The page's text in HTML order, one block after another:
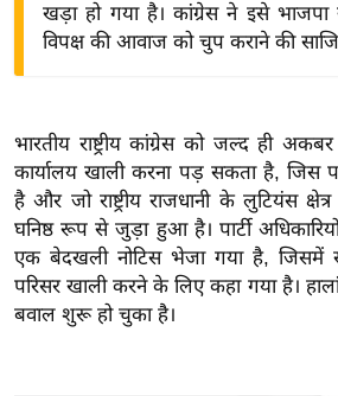
द्यो
त
वि
शे
ष
ज्ञ
रा
खड़ा हो गया है। कांग्रेस ने इसे
विपक्ष की आवाज को चुप कराने की
भारतीय राष्ट्रीय कांग्रेस को जल्द ही
कार्यालय खाली करना पड़ सकता है, जिस
है और जो राष्ट्रीय राजधानी के लुटियंस
घनिष्ठ रूप से जुड़ा हुआ है। पार्टी
एक बेदखली नोटिस भेजा गया है, जिसमें
परिसर खाली करने के लिए कहा गया है।
बवाल शुरू हो चुका है।